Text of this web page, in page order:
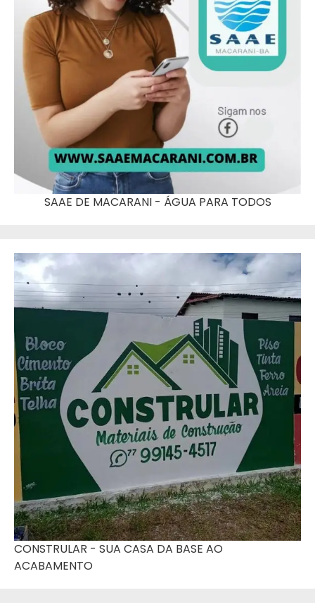
SAAE DE MACARANI - ÁGUA PARA TODOS
CONSTRULAR - SUA CASA DA BASE AO
ACABAMENTO